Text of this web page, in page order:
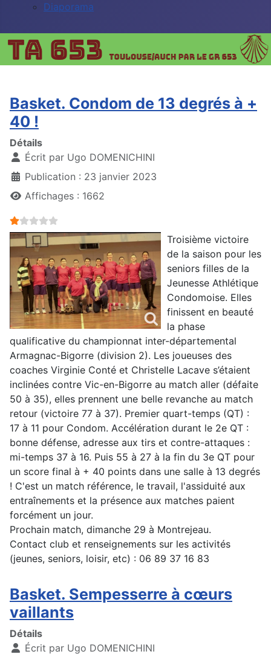
Diaporama
Basket. Condom de 13 degrés à +
40 !
Détails
Écrit par Ugo DOMENICHINI
Publication : 23 janvier 2023
Affichages : 1662
Vote utilisateur:
Troisième victoire
de la saison pour les
seniors filles de la
Jeunesse Athlétique
Condomoise. Elles
finissent en beauté
la phase
qualificative du championnat inter-départemental
Armagnac-Bigorre (division 2). Les joueuses des
coaches Virginie Conté et Christelle Lacave s’étaient
inclinées contre Vic-en-Bigorre au match aller (défaite
50 à 35), elles prennent une belle revanche au match
retour (victoire 77 à 37). Premier quart-temps (QT) :
17 à 11 pour Condom. Accélération durant le 2e QT :
bonne défense, adresse aux tirs et contre-attaques :
mi-temps 37 à 16. Puis 55 à 27 à la fin du 3e QT pour
un score final à + 40 points dans une salle à 13 degrés
! C'est un match référence, le travail, l'assiduité aux
entraînements et la présence aux matches paient
forcément un jour.
Prochain match, dimanche 29 à Montrejeau.
Contact club et renseignements sur les activités
(jeunes, seniors, loisir, etc) : 06 89 37 16 83
Basket. Sempesserre à cœurs
vaillants
Détails
Écrit par Ugo DOMENICHINI